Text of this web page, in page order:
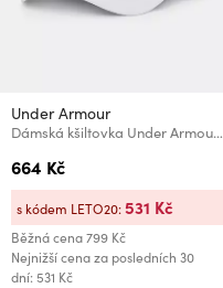
Under Armour
Dámská kšiltovka Under Armour W Iso-chill Launch Adj
664 Kč
Běžná cena799 Kč
Nejnižší cena za posledních 30
dní: 531 Kč
s kódem LETO20:531 Kč